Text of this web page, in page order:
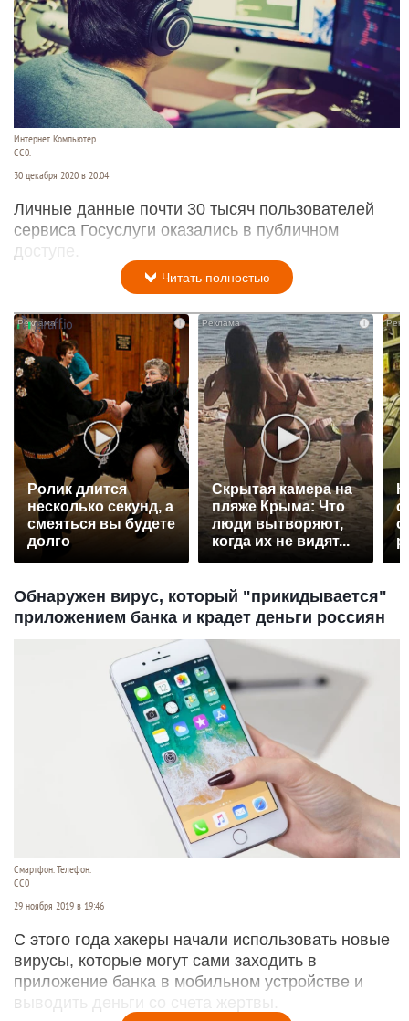
Интернет. Компьютер.
СС0.
30 декабря 2020 в 20:04
Личные данные почти 30 тысяч пользователей
сервиса Госуслуги оказались в публичном
доступе.
Читать полностью
Ролик длится
несколько секунд, а
смеяться вы будете
долго
i
Скрытая камера на
пляже Крыма: Что
люди вытворяют,
когда их не видят...
Обнаружен вирус, который "прикидывается"
приложением банка и крадет деньги россиян
Смартфон. Телефон.
СС0
29 ноября 2019 в 19:46
С этого года хакеры начали использовать новые
вирусы, которые могут сами заходить в
приложение банка в мобильном устройстве и
выводить деньги со счета жертвы.